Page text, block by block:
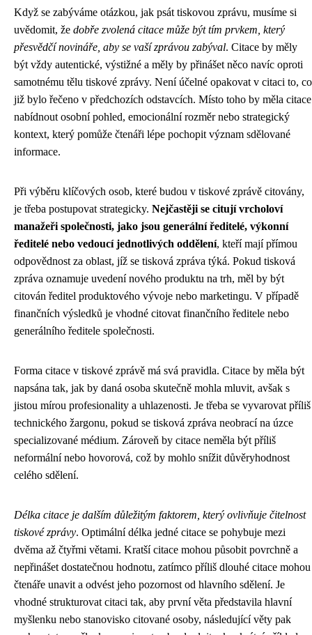
Když se zabýváme otázkou, jak psát tiskovou zprávu, musíme si
uvědomit, že dobře zvolená citace může být tím prvkem, který
přesvědčí novináře, aby se vaší zprávou zabýval. Citace by měly
být vždy autentické, výstižné a měly by přinášet něco navíc oproti
samotnému tělu tiskové zprávy. Není účelné opakovat v citaci to, co
již bylo řečeno v předchozích odstavcích. Místo toho by měla citace
nabídnout osobní pohled, emocionální rozměr nebo strategický
kontext, který pomůže čtenáři lépe pochopit význam sdělované
informace.
Při výběru klíčových osob, které budou v tiskové zprávě citovány,
je třeba postupovat strategicky. Nejčastěji se citují vrcholoví
manažeři společnosti, jako jsou generální ředitelé, výkonní
ředitelé nebo vedoucí jednotlivých oddělení, kteří mají přímou
odpovědnost za oblast, jíž se tisková zpráva týká. Pokud tisková
zpráva oznamuje uvedení nového produktu na trh, měl by být
citován ředitel produktového vývoje nebo marketingu. V případě
finančních výsledků je vhodné citovat finančního ředitele nebo
generálního ředitele společnosti.
Forma citace v tiskové zprávě má svá pravidla. Citace by měla být
napsána tak, jak by daná osoba skutečně mohla mluvit, avšak s
jistou mírou profesionality a uhlazenosti. Je třeba se vyvarovat příliš
technického žargonu, pokud se tisková zpráva neobrací na úzce
specializované médium. Zároveň by citace neměla být příliš
neformální nebo hovorová, což by mohlo snížit důvěryhodnost
celého sdělení.
Délka citace je dalším důležitým faktorem, který ovlivňuje čitelnost
tiskové zprávy. Optimální délka jedné citace se pohybuje mezi
dvěma až čtyřmi větami. Kratší citace mohou působit povrchně a
nepřinášet dostatečnou hodnotu, zatímco příliš dlouhé citace mohou
čtenáře unavit a odvést jeho pozornost od hlavního sdělení. Je
vhodné strukturovat citaci tak, aby první věta představila hlavní
myšlenku nebo stanovisko citované osoby, následující věty pak